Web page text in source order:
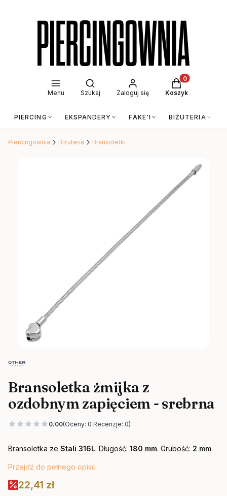
Menu
Otwórz wyszukiwarkę
Szukaj Zaloguj się
Produkty w
Koszyk
PIERCING EKSPANDERY FAKE'I BIŻUTERIA
Piercingownia Biżuteria Bransoletki
Bransoletka żmijka z
ozdobnym zapięciem - srebrna
0.00(Oceny: 0 Recenzje: 0)
Bransoletka ze Stali 316L. Długość: 180 mm. Grubość: 2 mm.
Przejdź do pełnego opisu
22,41 zł